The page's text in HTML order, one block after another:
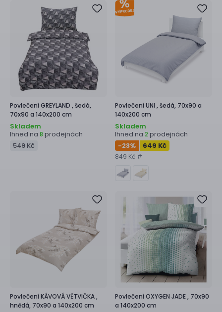
PovlečeníGREYLAND ,šedá,
70x90 a 140x200 cm
Skladem
Ihned na 8 prodejnách
549 Kč
PovlečeníUNI ,šedá, 70x90 a
140x200 cm
Skladem
Ihned na 2 prodejnách
-23% 649 Kč
849 Kč #
PovlečeníKÁVOVÁ VĚTVIČKA ,
hnědá, 70x90 a 140x200 cm
PovlečeníOXYGEN JADE , 70x90
a 140x200 cm